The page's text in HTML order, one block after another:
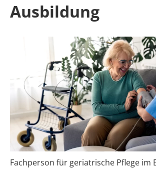
Ausbildung
Fachperson für geriatrische Pflege im